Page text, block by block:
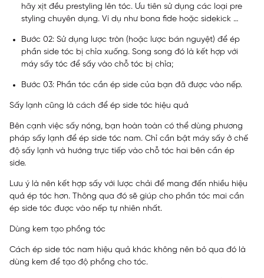
hãy xịt đều prestyling lên tóc. Ưu tiên sử dụng các loại pre
styling chuyên dụng. Ví dụ như bona fide hoặc sidekick …
Bước 02: Sử dụng lược tròn (hoặc lược bán nguyệt) để ép
phần side tóc bị chỉa xuống. Song song đó là kết hợp với
máy sấy tóc để sấy vào chỗ tóc bị chỉa;
Bước 03: Phần tóc cần ép side của bạn đã được vào nếp.
Sấy lạnh cũng là cách để ép side tóc hiệu quả
Bên cạnh việc sấy nóng, bạn hoàn toàn có thể dùng phương
pháp sấy lạnh để ép side tóc nam. Chỉ cần bật máy sấy ở chế
độ sấy lạnh và hướng trực tiếp vào chỗ tóc hai bên cần ép
side.
Lưu ý là nên kết hợp sấy với lược chải để mang đến nhiều hiệu
quả ép tóc hơn. Thông qua đó sẽ giúp cho phần tóc mai cần
ép side tóc được vào nếp tự nhiên nhất.
Dùng kem tạo phồng tóc
Cách ép side tóc nam hiệu quả khác không nên bỏ qua đó là
dùng kem để tạo độ phồng cho tóc.